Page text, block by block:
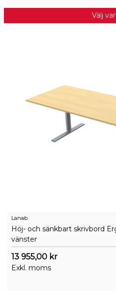
Välj
Lanab
Höj- och sänkbart skrivbord
vänster
13 955,00 kr
Exkl. moms